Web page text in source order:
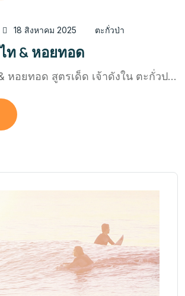
18 สิงหาคม 2025 ตะกั่วป่า
ท & หอยทอด
หอยทอด สูตรเด็ด เจ้าดังใน ตะกั่วป...